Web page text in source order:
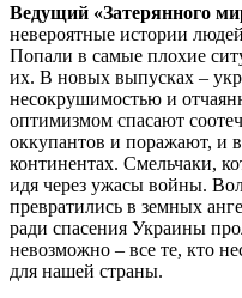
Ведущий «Затерянного
невероятные истории
Попали в самые плохие
их. В новых выпусках –
несокрушимостью и
оптимизмом спасают
оккупантов и поражают, и
континентах. Смельчаки,
идя через ужасы войны.
превратились в земных
ради спасения Украины
невозможно – все те, кто
для нашей страны.